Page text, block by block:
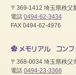
〒369-1412 埼玉県秩父
電話 0494-62-3434
FAX 0494-62-4976
メモリアル コンフ
〒368-0034 埼玉県秩父
電話 0494-23-3366